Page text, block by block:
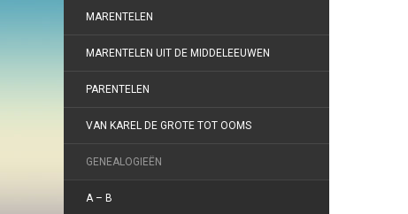
MARENTELEN
MARENTELEN UIT DE MIDDELEEUWEN
PARENTELEN
VAN KAREL DE GROTE TOT OOMS
GENEALOGIEËN
A – B